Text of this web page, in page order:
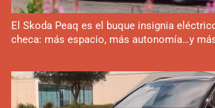
El Skoda Peaq es el buque insignia
checa: más espacio, más autonomía…y